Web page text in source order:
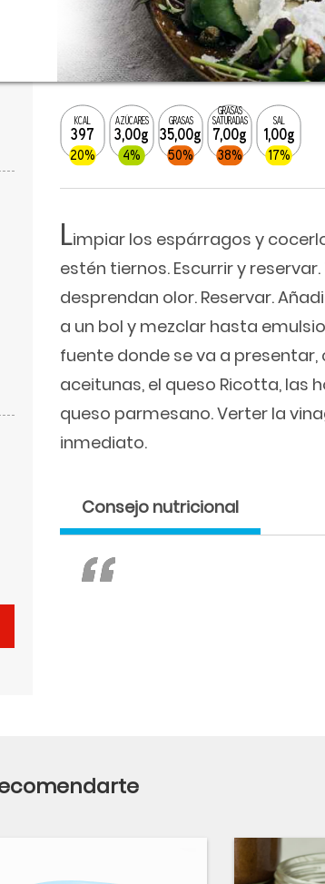
KCAL
397
20%
AZÚCARES
3,00g
4%
GRASAS
35,00g
50%
GRASAS
SATURADAS
7,00g
38%
SAL
1,00g
17%
Limpiar los espárragos y
estén tiernos. Escurrir y
desprendan olor. Reservar.
a un bol y mezclar hasta
fuente donde se va a
aceitunas, el queso Ricotta, las
queso parmesano. Verter la
inmediato.
Consejo nutricional